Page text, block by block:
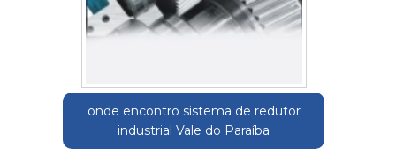
onde encontro sistema de redutor
industrial Vale do Paraíba